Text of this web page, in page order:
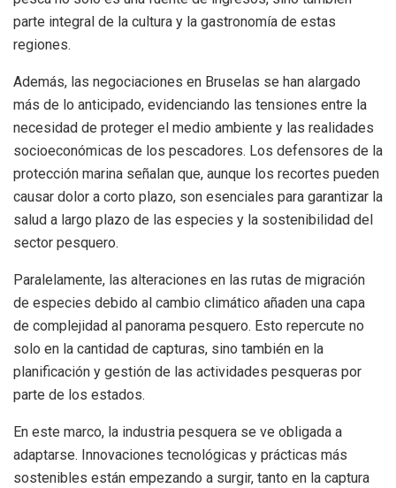
parte integral de la cultura y la gastronomía de estas
regiones.
Además, las negociaciones en Bruselas se han alargado
más de lo anticipado, evidenciando las tensiones entre la
necesidad de proteger el medio ambiente y las realidades
socioeconómicas de los pescadores. Los defensores de la
protección marina señalan que, aunque los recortes pueden
causar dolor a corto plazo, son esenciales para garantizar la
salud a largo plazo de las especies y la sostenibilidad del
sector pesquero.
Paralelamente, las alteraciones en las rutas de migración
de especies debido al cambio climático añaden una capa
de complejidad al panorama pesquero. Esto repercute no
solo en la cantidad de capturas, sino también en la
planificación y gestión de las actividades pesqueras por
parte de los estados.
En este marco, la industria pesquera se ve obligada a
adaptarse. Innovaciones tecnológicas y prácticas más
sostenibles están empezando a surgir, tanto en la captura